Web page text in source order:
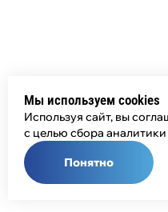
Мы используем cookies
Используя сайт, вы
с целью сбора аналитики
Понятно